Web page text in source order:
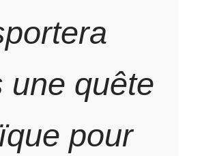
une quête
pour